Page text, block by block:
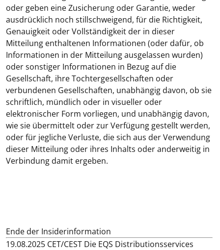
oder geben eine Zusicherung oder Garantie, weder
ausdrücklich noch stillschweigend, für die Richtigkeit,
Genauigkeit oder Vollständigkeit der in dieser
Mitteilung enthaltenen Informationen (oder dafür, ob
Informationen in der Mitteilung ausgelassen wurden)
oder sonstiger Informationen in Bezug auf die
Gesellschaft, ihre Tochtergesellschaften oder
verbundenen Gesellschaften, unabhängig davon, ob sie
schriftlich, mündlich oder in visueller oder
elektronischer Form vorliegen, und unabhängig davon,
wie sie übermittelt oder zur Verfügung gestellt werden,
oder für jegliche Verluste, die sich aus der Verwendung
dieser Mitteilung oder ihres Inhalts oder anderweitig in
Verbindung damit ergeben.
Ende der Insiderinformation
19.08.2025 CET/CEST Die EQS Distributionsservices